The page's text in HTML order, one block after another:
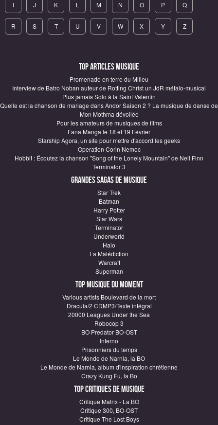
I J K L M N O P Q
R S T U V W X Y Z
Top articles Musique
Promenade en terre du Milieu
Interview de Batro Noban auteur de Rotting Christ un JdR métalo-musical
Plus jamais Solo à la Saint Valentin
Quelle est la chanson de mariage dans Andor Saison 2 ? La musique de danse de
Mon Mothma dévoilée
Pour les amateurs de musiques de films
Fana Manga le 18 et 19 Février
Starship Agora, un site pour mettre d'accord les geeks
Operation Corin Nemec
Hobbit : Écoutez la chanson "Song of the Lonely Mountain" de Neil Finn
Terminator 3
Grandes sagas de Musique
Star Trek
Batman
Harry Potter
Star Wars
Terminator
Underworld
Halo
La Malédiction
Warcraft
Superman
Top Musique du moment
Various artists Boulevard de la mort
Dracula/2 CDMP3/Texte intégral
20000 Leagues Under the Sea
Robocop 3
BO Predator BO-OST
Inferno
Prisonniers du temps
Le Monde de Narnia, la BO
Le Monde de Narnia, album d'inspiration chrétienne
Crazy Kung Fu, la Bo
Top critiques de Musique
Critique Matrix - La BO
Critique 300, BO-OST
Critique The Lost Boys